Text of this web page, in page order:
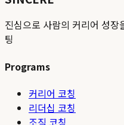
진심으로 사람의 커리어 성
팅
Programs
커리어 코칭
리더십 코칭
조직 코칭